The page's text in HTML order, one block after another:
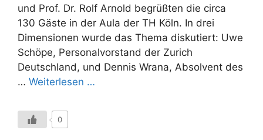
und Prof. Dr. Rolf Arnold begrüßten die circa
130 Gäste in der Aula der TH Köln. In drei
Dimensionen wurde das Thema diskutiert: Uwe
Schöpe, Personalvorstand der Zurich
Deutschland, und Dennis Wrana, Absolvent des
… Weiterlesen …
0